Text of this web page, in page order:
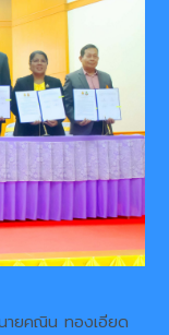
ยคณิน ทองเอียด